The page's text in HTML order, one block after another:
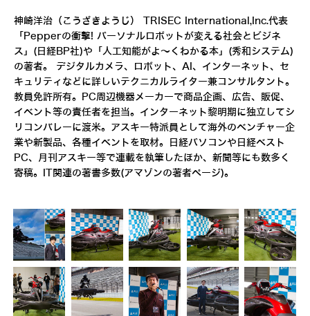
神崎洋治（こうざきようじ） TRISEC International,Inc.代表
「 Pepperの衝撃! パーソナルロボットが変える社会とビジネ
ス 」(日経BP社)や「 人工知能がよ～くわかる本 」(秀和システム)
の著者。 デジタルカメラ、ロボット、AI、インターネット、セ
キュリティなどに詳しいテクニカルライター兼コンサルタント。
教員免許所有。PC周辺機器メーカーで商品企画、広告、販促、
イベント等の責任者を担当。インターネット黎明期に独立してシ
リコンバレーに渡米。アスキー特派員として海外のベンチャー企
業や新製品、各種イベントを取材。日経パソコンや日経ベスト
PC、月刊アスキー等で連載を執筆したほか、新聞等にも数多く
寄稿。IT関連の著書多数(アマゾンの著者ページ)。